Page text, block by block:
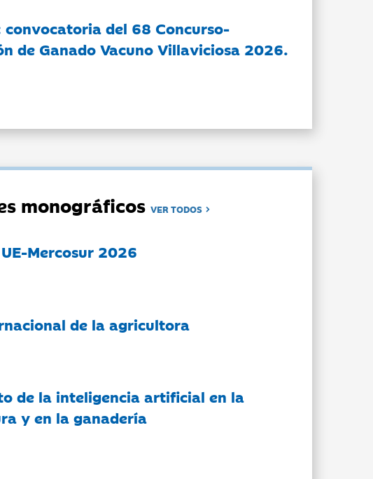
convocatoria del 68 Concurso-
de Ganado Vacuno Villaviciosa 2026.
monográficosVER TODOS
Mercosur 2026
de la agricultora
de la inteligencia artificial en la
y en la ganadería